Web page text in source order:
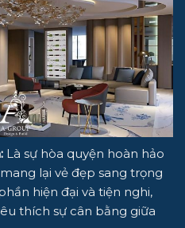
Là sự hòa quyện hoàn hảo
lại vẻ đẹp sang trọng
hiện đại và tiện nghi,
thích sự cân bằng giữa